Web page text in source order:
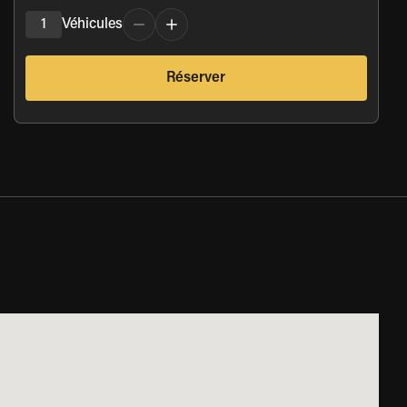
1 Véhicules
Réserver